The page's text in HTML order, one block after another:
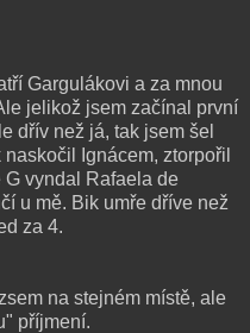
Gargulákovi a za mnou
jelikož jsem začínal první
dřív než já, tak jsem šel
Ignácem, ztorpořil
G vyndal Rafaela de
u mě. Bik umře dříve než
za 4.
na stejném místě, ale
příjmení.